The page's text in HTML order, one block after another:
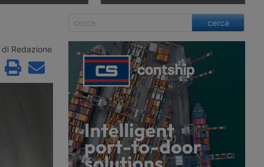
sviluppato da Anas e
dal 2012,
veicoli su 36 tratte
per
Enilive Austria ha aperto a St.
Marienkirchen bei Schärding, lungo
parcheggio per veicoli industriali del
Paese certificato Gold secondo lo
standard Sstpa. La struttura da 74
posti rientra in un progetto
dell’Unione Europea per
l’ammodernamento di cinque aree di
sosta tra Austria, Italia e Germania.
di Redazione
cerca